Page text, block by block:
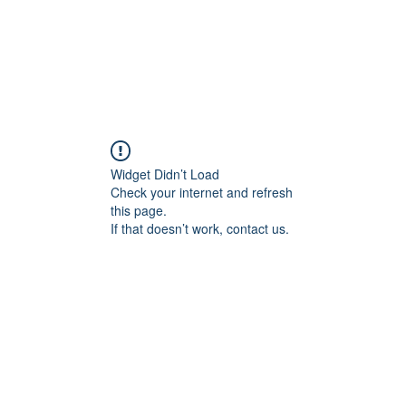
Widget Didn’t Load
Check your internet and refresh
this page.
If that doesn’t work, contact us.